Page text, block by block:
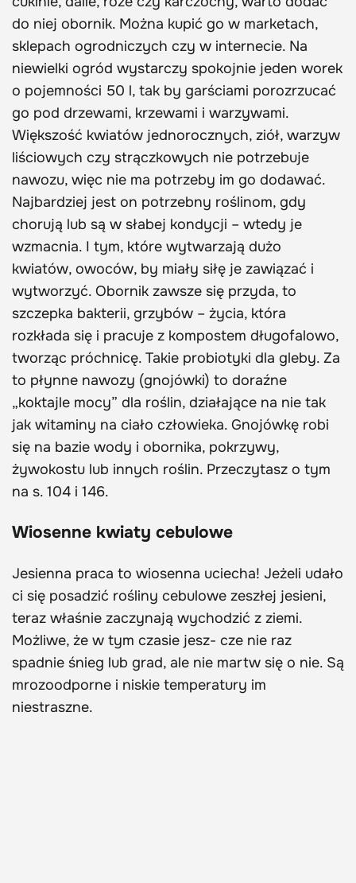
do niej obornik. Można kupić go w marketach,
sklepach ogrodniczych czy w internecie. Na
niewielki ogród wystarczy spokojnie jeden worek
o pojemności 50 l, tak by garściami porozrzucać
go pod drzewami, krzewami i warzywami.
Większość kwiatów jednorocznych, ziół, warzyw
liściowych czy strączkowych nie potrzebuje
nawozu, więc nie ma potrzeby im go dodawać.
Najbardziej jest on potrzebny roślinom, gdy
chorują lub są w słabej kondycji – wtedy je
wzmacnia. I tym, które wytwarzają dużo
kwiatów, owoców, by miały siłę je zawiązać i
wytworzyć. Obornik zawsze się przyda, to
szczepka bakterii, grzybów – życia, która
rozkłada się i pracuje z kompostem długofalowo,
tworząc próchnicę. Takie probiotyki dla gleby. Za
to płynne nawozy (gnojówki) to doraźne
„koktajle mocy” dla roślin, działające na nie tak
jak witaminy na ciało człowieka. Gnojówkę robi
się na bazie wody i obornika, pokrzywy,
żywokostu lub innych roślin. Przeczytasz o tym
na s. 104 i 146.
Wiosenne kwiaty cebulowe
Jesienna praca to wiosenna uciecha! Jeżeli udało
ci się posadzić rośliny cebulowe zeszłej jesieni,
teraz właśnie zaczynają wychodzić z ziemi.
Możliwe, że w tym czasie jesz- cze nie raz
spadnie śnieg lub grad, ale nie martw się o nie. Są
mrozoodporne i niskie temperatury im
niestraszne.